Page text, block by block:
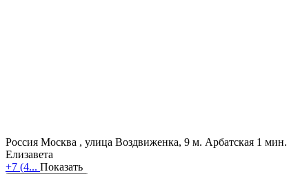
Россия Москва , улица Воздвиженка, 9 м. Арбатская 1 мин.
Елизавета
+7 (4... Показать